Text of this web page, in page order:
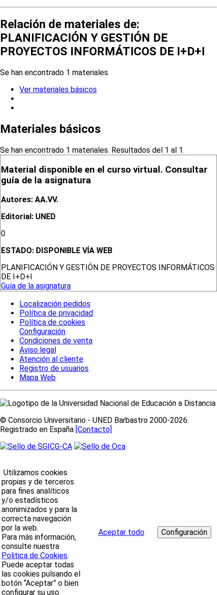
Relación de materiales de:
PLANIFICACIÓN Y GESTIÓN DE
PROYECTOS INFORMÁTICOS DE I+D+I
Se han encontrado 1 materiales.
Ver materiales básicos
Materiales básicos
Se han encontrado 1 materiales. Resultados del 1 al 1.
Material disponible en el curso virtual. Consultar
guía de la asignatura
Autores: AA.VV.
Editorial: UNED
0
ESTADO: DISPONIBLE VÍA WEB
PLANIFICACIÓN Y GESTIÓN DE PROYECTOS INFORMÁTICOS
DE I+D+I
Guía de la asignatura
Localización pedidos
Política de privacidad
Política de cookies
Configuración
Condiciones de venta
Aviso legal
Atención al cliente
Registro de usuarios
Mapa Web
© Consorcio Universitario - UNED Barbastro 2000-2026.
Registrado en España [Contacto]
Utilizamos cookies
propias y de terceros
para fines analíticos
y/o estadísticos
anonimizados y para la
correcta navegación
por la web.
Para más información,
consulte nuestra
Politica de Cookies.
Puede aceptar todas
las cookies pulsando el
botón “Aceptar” o bien
configurar su uso.
Aceptar todo